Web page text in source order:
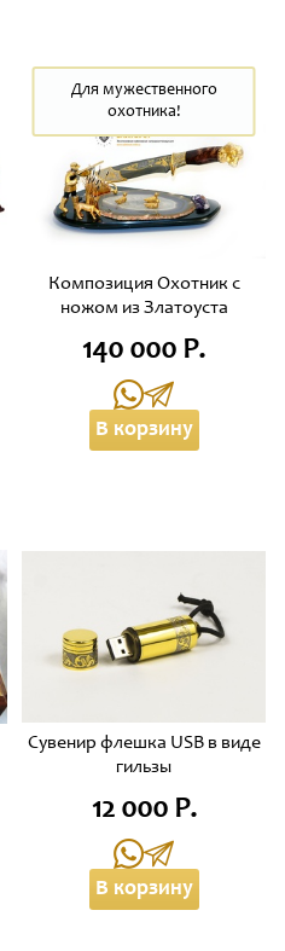
Композиция Охотник с
ножом из Златоуста
Для мужественного
охотника!
140 000 Р.
В корзину
Сувенир флешка USB в виде
гильзы
12 000 Р.
В корзину